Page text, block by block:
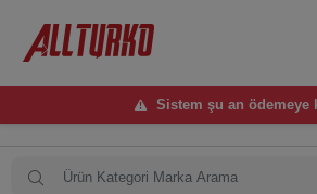
Sistem şu an ödemeye